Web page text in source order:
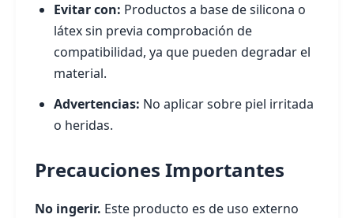
Evitar con: Productos a base de silicona o
látex sin previa comprobación de
compatibilidad, ya que pueden degradar el
material.
Advertencias: No aplicar sobre piel irritada
o heridas.
Precauciones Importantes
No ingerir. Este producto es de uso externo